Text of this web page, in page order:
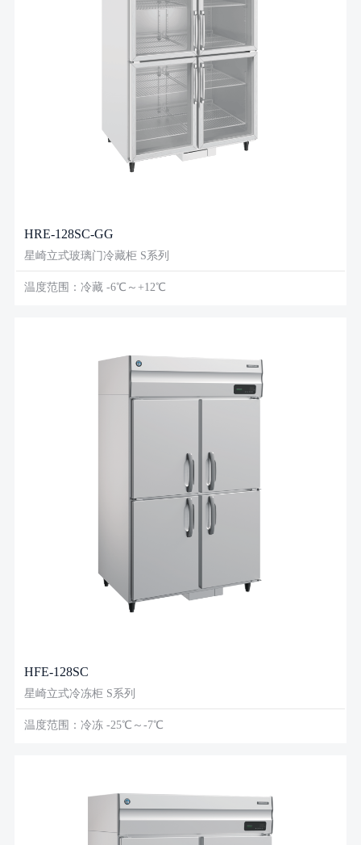
HRE-128SC-GG
星崎立式玻璃门冷藏柜 S系列
温度范围：冷藏 -6℃～+12℃
HFE-128SC
星崎立式冷冻柜 S系列
温度范围：冷冻 -25℃～-7℃